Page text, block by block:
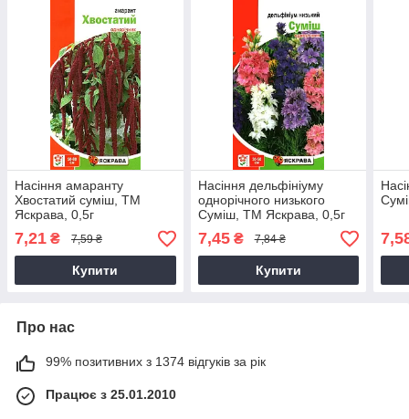
Насіння амаранту
Хвостатий суміш, ТМ
Яскрава, 0,5г
7,21 ₴ 7,59 ₴
Купити
Насіння дельфiнiуму
однорiчного низького
Суміш, ТМ Яскрава, 0,5г
7,45₴ 7,84 ₴
Купити
Про нас
99% позитивних з 1374 відгуків за рік
Працює з 25.01.2010